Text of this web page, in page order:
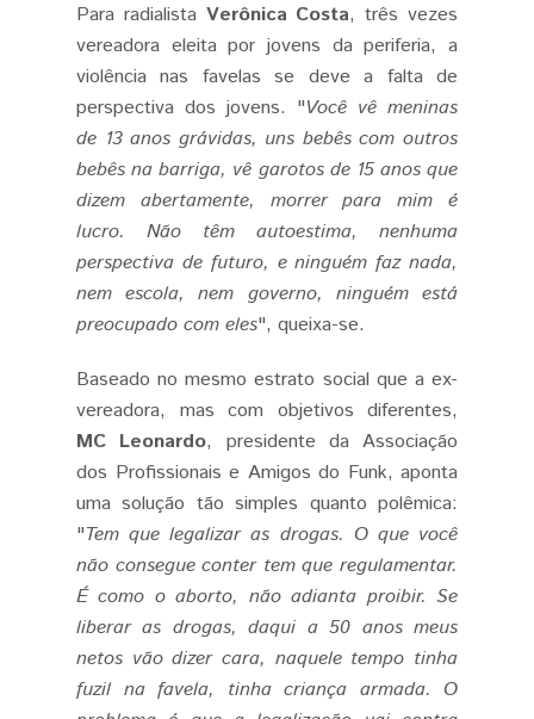
Para radialista Verônica Costa, três vezes
vereadora eleita por jovens da periferia, a
violência nas favelas se deve a falta de
perspectiva dos jovens. "Você vê meninas
de 13 anos grávidas, uns bebês com outros
bebês na barriga, vê garotos de 15 anos que
dizem abertamente, morrer para mim é
lucro. Não têm autoestima, nenhuma
perspectiva de futuro, e ninguém faz nada,
nem escola, nem governo, ninguém está
preocupado com eles", queixa-se.
Baseado no mesmo estrato social que a ex-
vereadora, mas com objetivos diferentes,
MC Leonardo, presidente da Associação
dos Profissionais e Amigos do Funk, aponta
uma solução tão simples quanto polêmica:
"Tem que legalizar as drogas. O que você
não consegue conter tem que regulamentar.
É como o aborto, não adianta proibir. Se
liberar as drogas, daqui a 50 anos meus
netos vão dizer cara, naquele tempo tinha
fuzil na favela, tinha criança armada. O